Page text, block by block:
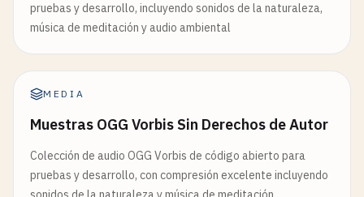
pruebas y desarrollo, incluyendo sonidos de la naturaleza,
música de meditación y audio ambiental
MEDIA
Muestras OGG Vorbis Sin Derechos de Autor
Colección de audio OGG Vorbis de código abierto para
pruebas y desarrollo, con compresión excelente incluyendo